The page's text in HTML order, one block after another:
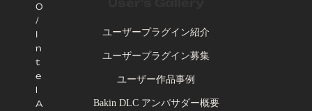
0
/
I
n
t
e
l
A
ユーザープラグイン紹介
ユーザープラグイン募集
ユーザー作品事例
Bakin DLC アンバサダー概要